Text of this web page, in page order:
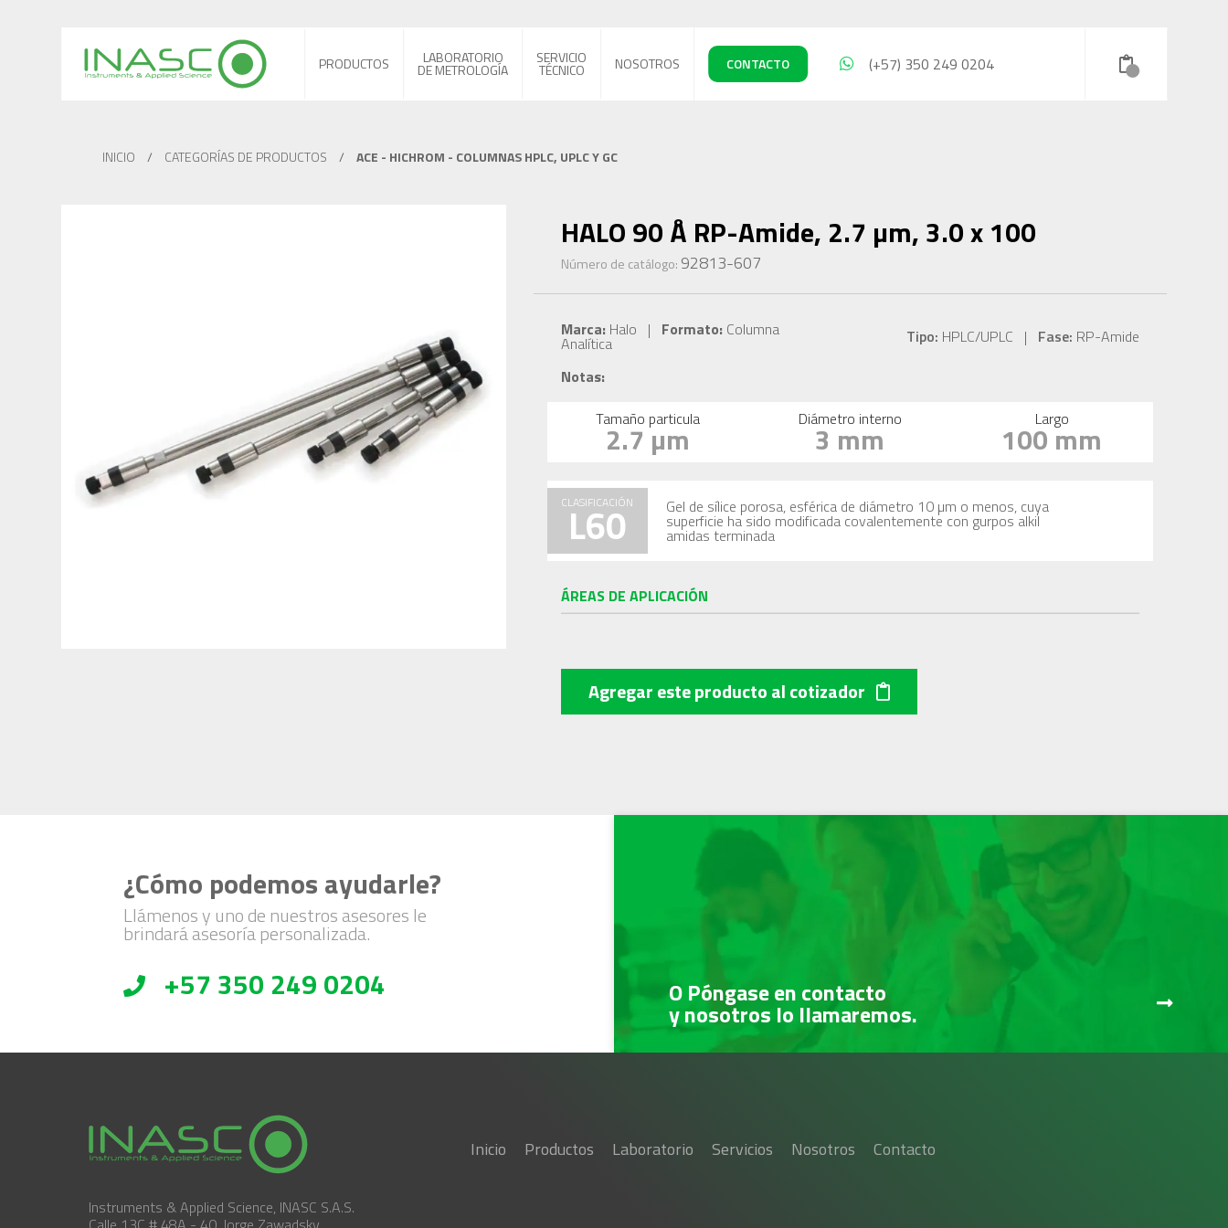
PRODUCTOS LABORATORIO
DE METROLOGÍA
SERVICIO
TÉCNICO NOSOTROS CONTACTO (+57) 350 249 0204
INICIO / CATEGORÍAS DE PRODUCTOS / ACE - HICHROM - COLUMNAS HPLC, UPLC Y GC
HALO 90 Å RP-Amide, 2.7 µm, 3.0 x 100
Número de catálogo: 92813-607
Marca:Halo | Formato:Columna
Analítica Tipo: HPLC/UPLC | Fase: RP-Amide
Notas:
Tamaño particula
2.7 µm Diámetro interno
3 mm Largo
100 mm
CLASIFICACIÓN
L60 Gel de sílice porosa, esférica de diámetro 10 µm o menos, cuya
superficie ha sido modificada covalentemente con gurpos alkil
amidas terminada
ÁREAS DE APLICACIÓN
Agregar este productoal cotizador
¿Cómo podemos ayudarle?
Llámenos y uno de nuestros asesores le
brindará asesoría personalizada.
+57 350 249 0204 O Póngase en contacto
y nosotros lo llamaremos.
Instruments & Applied Science, INASC S.A.S.
Inicio Productos Laboratorio Servicios Nosotros Contacto